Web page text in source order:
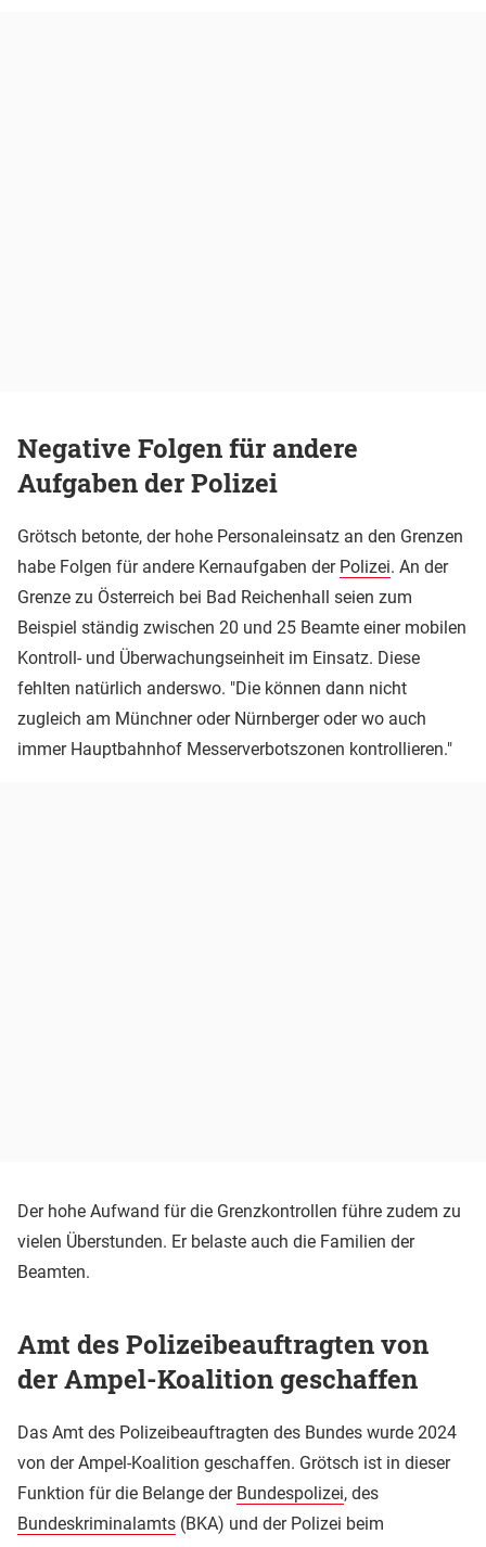
Negative Folgen für andere
Aufgaben der Polizei
Grötsch betonte, der hohe Personaleinsatz an den Grenzen
habe Folgen für andere Kernaufgaben der Polizei. An der
Grenze zu Österreich bei Bad Reichenhall seien zum
Beispiel ständig zwischen 20 und 25 Beamte einer mobilen
Kontroll- und Überwachungseinheit im Einsatz. Diese
fehlten natürlich anderswo. "Die können dann nicht
zugleich am Münchner oder Nürnberger oder wo auch
immer Hauptbahnhof Messerverbotszonen kontrollieren."
Der hohe Aufwand für die Grenzkontrollen führe zudem zu
vielen Überstunden. Er belaste auch die Familien der
Beamten.
Amt des Polizeibeauftragten von
der Ampel-Koalition geschaffen
Das Amt des Polizeibeauftragten des Bundes wurde 2024
von der Ampel-Koalition geschaffen. Grötsch ist in dieser
Funktion für die Belange der Bundespolizei, des
Bundeskriminalamts (BKA) und der Polizei beim